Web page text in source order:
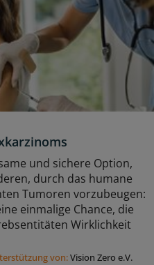
und sichere Option,
durch das humane
Tumoren vorzubeugen:
einmalige Chance, die
Wirklichkeit
von:Vision Zero e.V.